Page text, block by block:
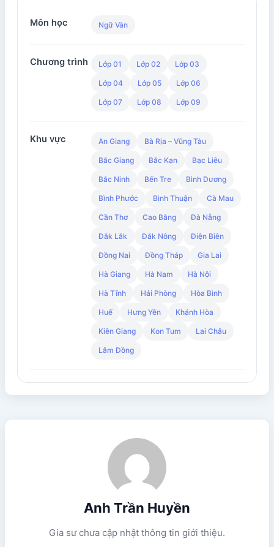
Môn học Ngữ Văn
Chương trình Lớp 01 Lớp 02 Lớp 03
Lớp 04 Lớp 05 Lớp 06
Lớp 07 Lớp 08 Lớp 09
Khu vực An Giang Bà Rịa – Vũng Tàu
Bắc Giang Bắc Kạn Bạc Liêu
Bắc Ninh Bến Tre Bình Dương
Bình Phước Bình Thuận Cà Mau
Cần Thơ Cao Bằng Đà Nẵng
Đắk Lắk Đắk Nông Điện Biên
Đồng Nai Đồng Tháp Gia Lai
Hà Giang Hà Nam Hà Nội
Hà Tĩnh Hải Phòng Hòa Bình
Huế Hưng Yên Khánh Hòa
Kiên Giang Kon Tum Lai Châu
Lâm Đồng
Anh Trần Huyền
Gia sư chưa cập nhật thông tin giới thiệu.